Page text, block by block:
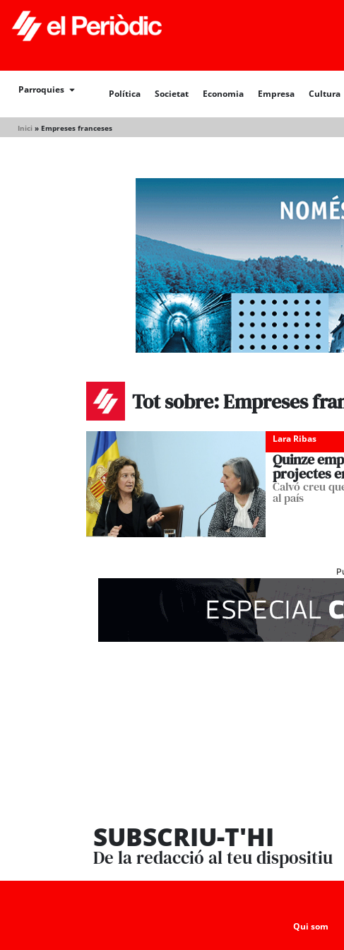
Parroquies Política Societat Economia Empresa Cultura
Inici » Empreses franceses
Política Societat
Tot sobre: Empreses
Lara Ribas
Quinze
projectes
Calvó creu
al país
SUBSCRIU-T'HI
De la redacció al teu dispositiu
Qui som